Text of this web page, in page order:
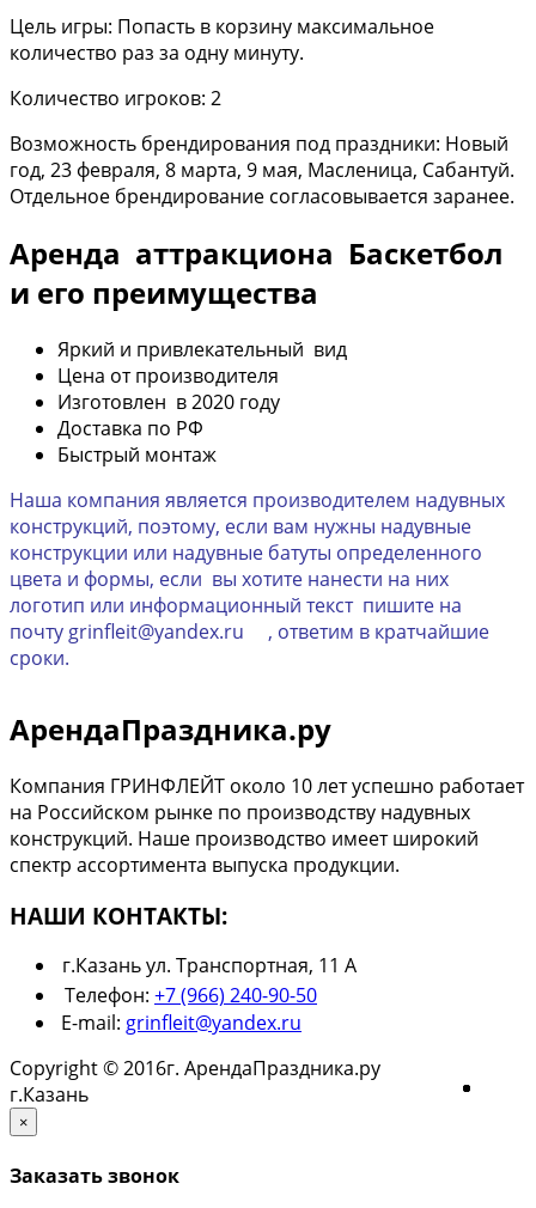
Цель игры: Попасть в корзину максимальное
количество раз за одну минуту.
Количество игроков: 2
Возможность брендирования под праздники: Новый
год, 23 февраля, 8 марта, 9 мая, Масленица, Сабантуй.
Отдельное брендирование согласовывается заранее.
Аренда аттракциона Баскетбол
и его преимущества
Яркий и привлекательный вид
Цена от производителя
Изготовлен в 2020 году
Доставка по РФ
Быстрый монтаж
Наша компания является производителем надувных
конструкций, поэтому, если вам нужны надувные
конструкции или надувные батуты определенного
цвета и формы, если вы хотите нанести на них
логотип или информационный текст пишите на
почту grinfleit@yandex.ru , ответим в кратчайшие
сроки.
АрендаПраздника.ру
Компания ГРИНФЛЕЙТ около 10 лет успешно работает
на Российском рынке по производству надувных
конструкций. Наше производство имеет широкий
спектр ассортимента выпуска продукции.
НАШИ КОНТАКТЫ:
г.Казань ул. Транспортная, 11 А
Телефон: +7 (966) 240-90-50
E-mail: grinfleit@yandex.ru
Copyright © 2016г. АрендаПраздника.ру
г.Казань
×
Заказать звонок